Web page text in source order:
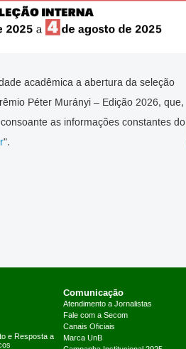
acadêmica a abertura da seleção
Péter Murányi – Edição 2026, que,
as informações constantes do
".
e Resposta a
Comunicação
Atendimento a Jornalistas
Fale com a Secom
Canais Oficiais
Marca UnB